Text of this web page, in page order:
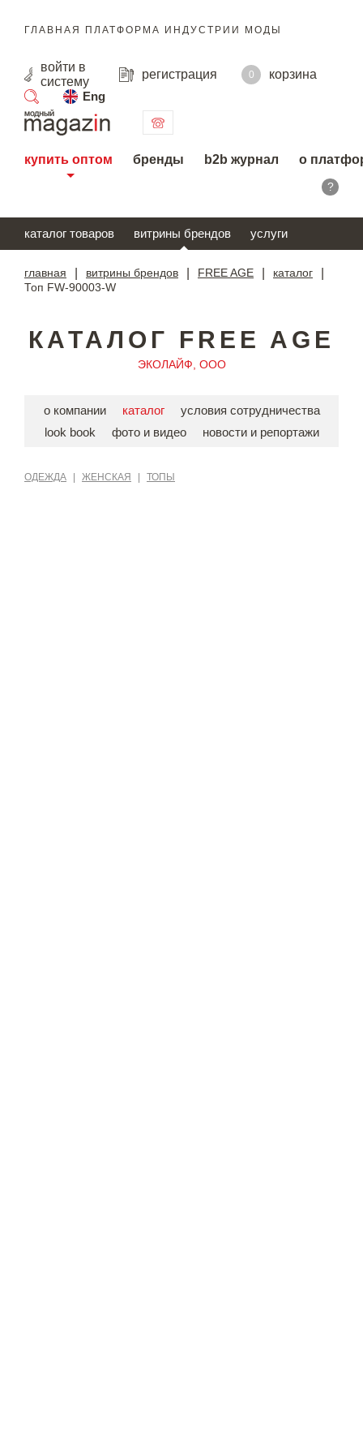
ГЛАВНАЯ ПЛАТФОРМА ИНДУСТРИИ МОДЫ
войти в
систему
регистрация 0
корзина
Eng
поиск
купить оптом бренды b2b журнал о
?
каталог товаров витрины брендов услуги
главная витрины брендов FREE AGE каталог
Топ FW-90003-W
КАТАЛОГ FREE AGE
ЭКОЛАЙФ, ООО
о компании каталог
условия сотрудничества
look book
фото и видео новости и репортажи
ОДЕЖДА ЖЕНСКАЯ ТОПЫ